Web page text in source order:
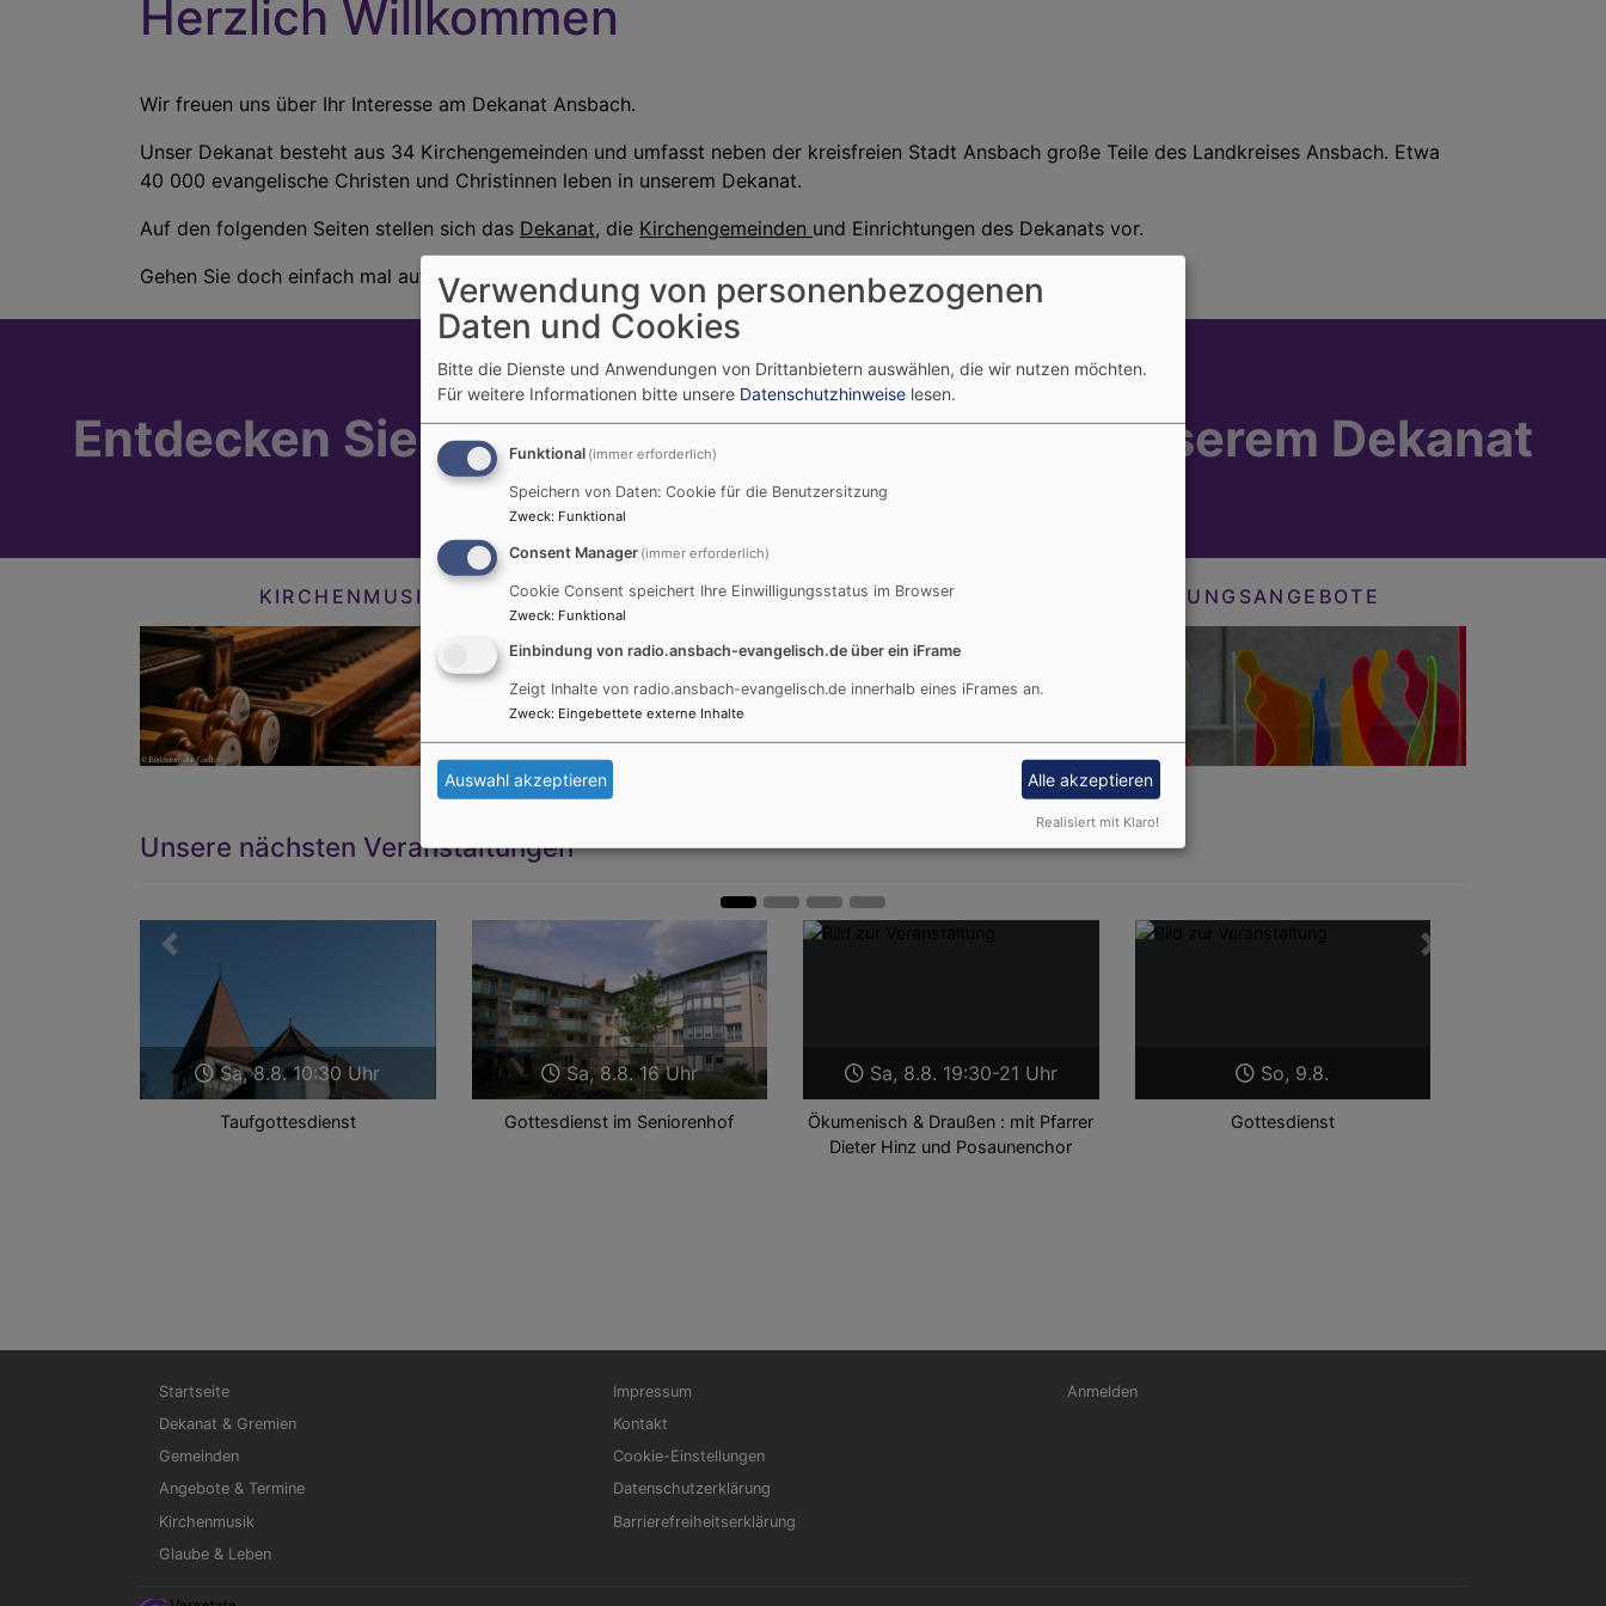
Herzlich Willkommen
Wir freuen uns über Ihr Interesse am Dekanat Ansbach.
Unser Dekanat besteht aus 34 Kirchengemeinden und umfasst neben der kreisfreien Stadt Ansbach große Teile des Landkreises Ansbach. Etwa
40 000 evangelische Christen und Christinnen leben in unserem Dekanat.
Auf den folgenden Seiten stellen sich das Dekanat, die Kirchengemeinden und Einrichtungen des Dekanats vor.
Gehen Sie doch einfach mal auf Entdeckungsreise auf unseren Seiten und lassen sich überraschen.
Entdecken Sie die vielfältigen Angebote in unserem Dekanat
KIRCHENMUSIK GLAUBE UND LEBEN BILDUNGSANGEBOTE
Unsere nächsten Veranstaltungen
Sa, 8.8. 10:30 Uhr
Taufgottesdienst
Sa, 8.8. 16 Uhr
Gottesdienst im Seniorenhof
Sa, 8.8. 19:30-21 Uhr
Ökumenisch & Draußen : mit Pfarrer
Dieter Hinz und Posaunenchor
So, 9.8.
Gottesdienst
Zurück
Hauptnavigation
Startseite
Dekanat & Gremien
Gemeinden
Angebote & Termine
Kirchenmusik
Glaube & Leben
Fußbereichsmenü
Impressum
Kontakt
Cookie-Einstellungen
Datenschutzerklärung
Barrierefreiheitserklärung
Benutzermenü
Anmelden
Verwendung von personenbezogenen
Daten und Cookies
Bitte die Dienste und Anwendungen von Drittanbietern auswählen, die wir nutzen möchten.
Für weitere Informationen bitte unsere Datenschutzhinweise lesen.
Funktional (immer erforderlich)
Speichern von Daten: Cookie für die Benutzersitzung
Zweck: Funktional
Consent Manager (immer erforderlich)
Cookie Consent speichert Ihre Einwilligungsstatus im Browser
Zweck: Funktional
Einbindung von radio.ansbach-evangelisch.de über ein iFrame
Zeigt Inhalte von radio.ansbach-evangelisch.de innerhalb eines iFrames an.
Zweck: Eingebettete externe Inhalte
Auswahl akzeptieren Alle akzeptieren
Realisiert mit Klaro!